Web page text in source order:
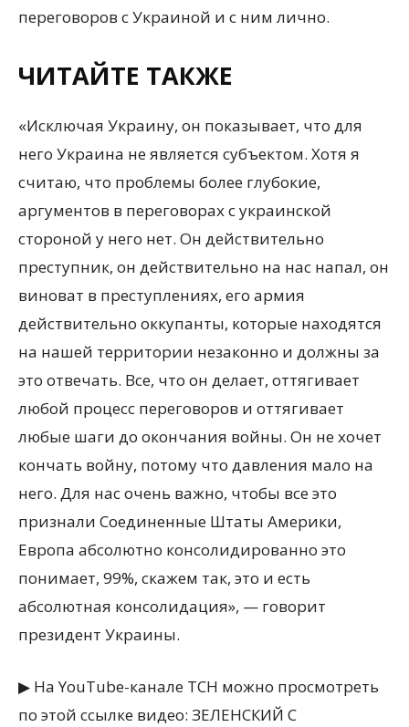
переговоров с Украиной и с ним лично.
ЧИТАЙТЕ ТАКЖЕ
«Исключая Украину, он показывает, что для
него Украина не является субъектом. Хотя я
считаю, что проблемы более глубокие,
аргументов в переговорах с украинской
стороной у него нет. Он действительно
преступник, он действительно на нас напал, он
виноват в преступлениях, его армия
действительно оккупанты, которые находятся
на нашей территории незаконно и должны за
это отвечать. Все, что он делает, оттягивает
любой процесс переговоров и оттягивает
любые шаги до окончания войны. Он не хочет
кончать войну, потому что давления мало на
него. Для нас очень важно, чтобы все это
признали Соединенные Штаты Америки,
Европа абсолютно консолидированно это
понимает, 99%, скажем так, это и есть
абсолютная консолидация», — говорит
президент Украины.
▶ На YouTube-канале ТСН можно просмотреть
по этой ссылке видео: ЗЕЛЕНСКИЙ С